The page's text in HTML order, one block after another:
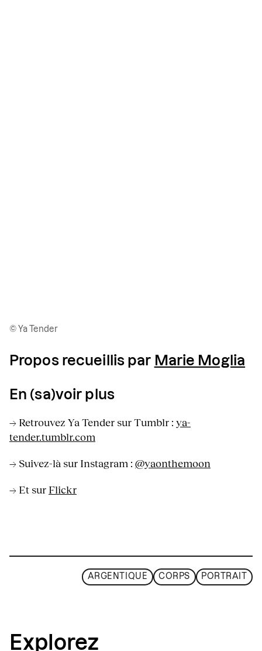
© Ya Tender
Propos recueillis par Marie Moglia
En (sa)voir plus
→ Retrouvez Ya Tender sur Tumblr : ya-
tender.tumblr.com
→ Suivez-là sur Instagram : @yaonthemoon
→ Et sur Flickr
ARGENTIQUE CORPS PORTRAIT
Explorez